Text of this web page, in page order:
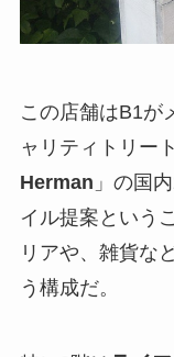
この店舗はB1が
ャリティトリー
Herman 」の国
イル提案という
リアや、雑貨な
う構成だ。